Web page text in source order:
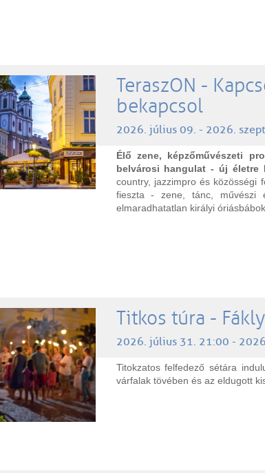
TeraszON -
bekapcsol
2026. július 09. - 2026.
Élő zene, képzőművészeti
belvárosi hangulat - új életre
country, jazzimpro és közösségi
fieszta - zene, tánc, művészi
elmaradhatatlan királyi
Titkos túra -
2026. július 31. 21:00 -
Titokzatos felfedező sétára
várfalak tövében és az eldugott